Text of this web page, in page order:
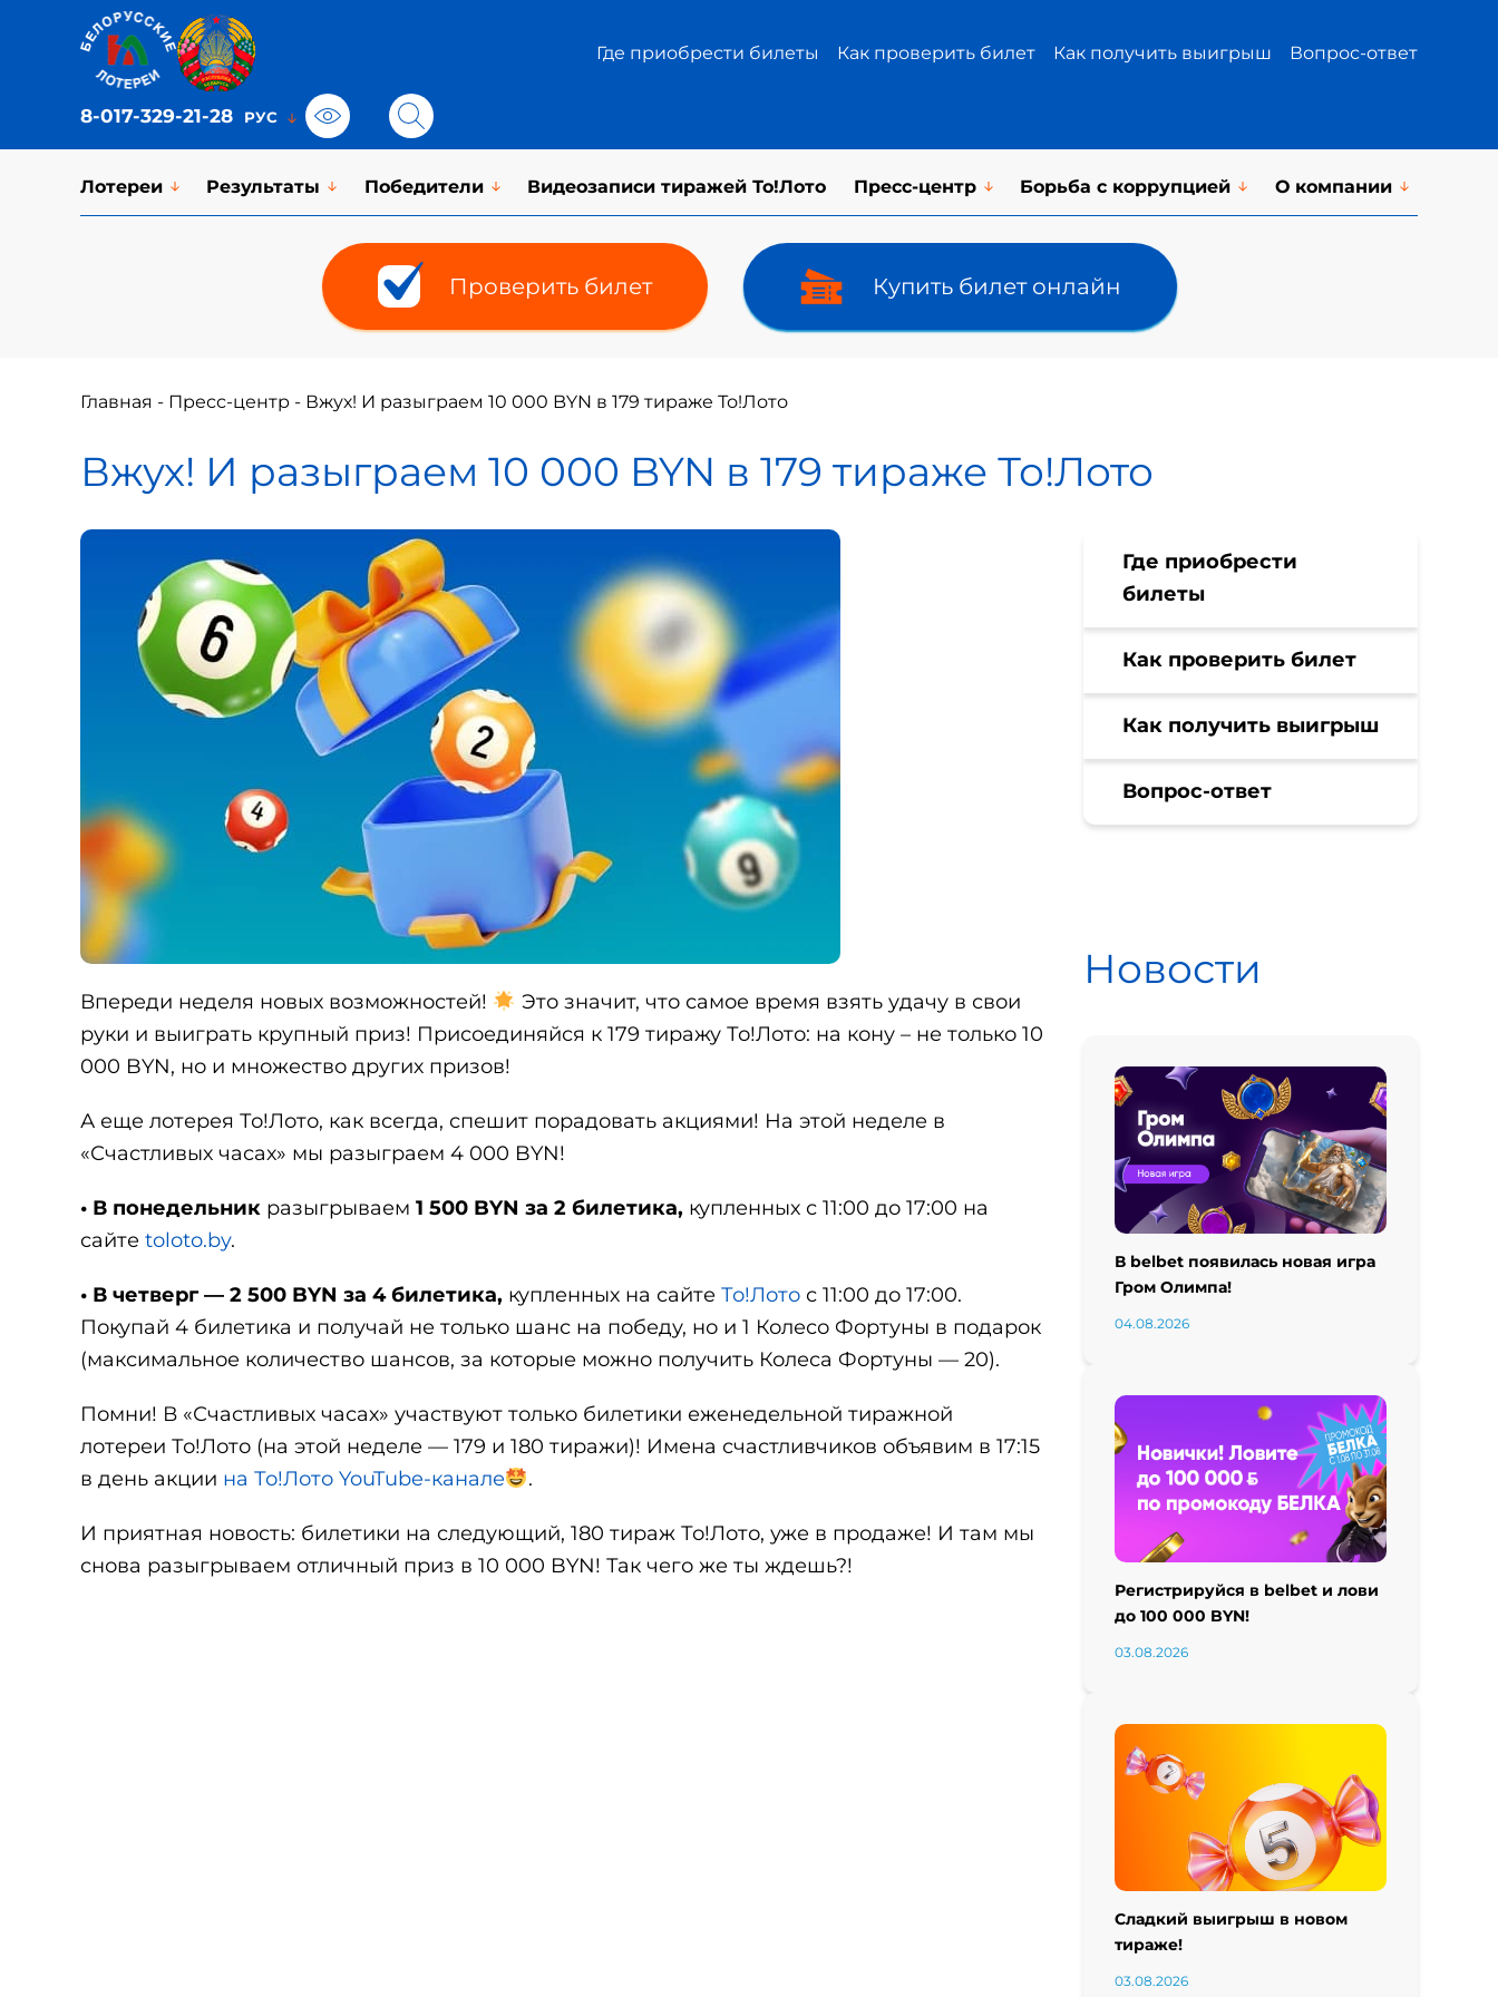
Где приобрести билеты Как проверить билет Как получить выигрыш Вопрос-ответ
8-017-329-21-28
Лотереи Результаты Победители Видеозаписи тиражей То!Лото Пресс-центр Борьба с коррупцией О компании
Проверить билет Купить билет онлайн
Главная - Пресс-центр - Вжух! И разыграем 10 000 BYN в 179 тираже То!Лото
Вжух! И разыграем 10 000 BYN в 179 тираже То!Лото
Впереди неделя новых возможностей!
Это значит, что самое время взять удачу в свои
руки и выиграть крупный приз! Присоединяйся к 179 тиражу То!Лото: на кону – не только 10
000 BYN, но и множество других призов!
А еще лотерея То!Лото, как всегда, спешит порадовать акциями! На этой неделе в
«Счастливых часах» мы разыграем 4 000 BYN!
• В понедельник разыгрываем 1 500 BYN за 2 билетика, купленных с 11:00 до 17:00 на
сайте toloto.by.
• В четверг — 2 500 BYN за 4 билетика, купленных на сайте То!Лото с 11:00 до 17:00.
Покупай 4 билетика и получай не только шанс на победу, но и 1 Колесо Фортуны в подарок
(максимальное количество шансов, за которые можно получить Колеса Фортуны — 20).
Помни! В «Счастливых часах» участвуют только билетики еженедельной тиражной
лотереи То!Лото (на этой неделе — 179 и 180 тиражи)! Имена счастливчиков объявим в 17:15
в день акции на То!Лото YouTube-канале .
И приятная новость: билетики на следующий, 180 тираж То!Лото, уже в продаже! И там мы
снова разыгрываем отличный приз в 10 000 BYN! Так чего же ты ждешь?!
Где приобрести
билеты
Как проверить билет
Как получить выигрыш
Вопрос-ответ
Новости
В belbet появилась новая игра
Гром Олимпа!
04.08.2026
Регистрируйся в belbet и лови
до 100 000 BYN!
03.08.2026
Сладкий выигрыш в новом
тираже!
03.08.2026